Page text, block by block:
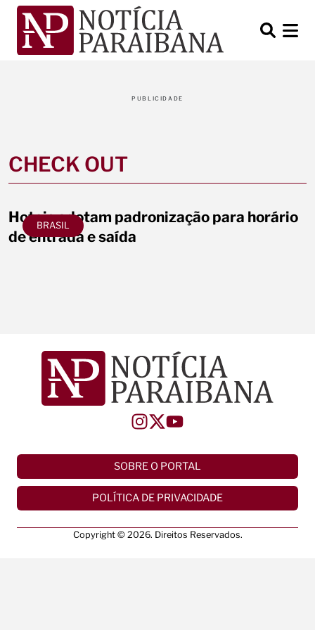
PUBLICIDADE
CHECK OUT
BRASIL
Hoteis adotam padronização para horário
de entrada e saída
SOBRE O PORTAL
POLÍTICA DE PRIVACIDADE
Copyright © 2026. Direitos Reservados.